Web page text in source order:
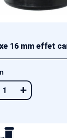
16 mm effet
+